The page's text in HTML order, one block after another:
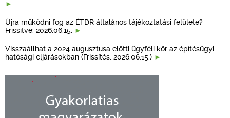
Újra működni fog az ÉTDR általános tájékoztatási felülete? -
Frissítve: 2026.06.15.
Visszaállhat a 2024 augusztusa előtti ügyféli kör az építésügyi
hatósági eljárásokban (Frissítés: 2026.06.15.)